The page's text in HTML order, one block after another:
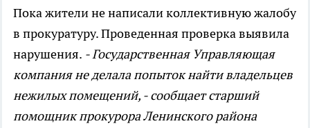
Пока жители не написали коллективную жалобу
в прокуратуру. Проведенная проверка выявила
нарушения. - Государственная Управляющая
компания не делала попыток найти владельцев
нежилых помещений, - сообщает старший
помощник прокурора Ленинского района